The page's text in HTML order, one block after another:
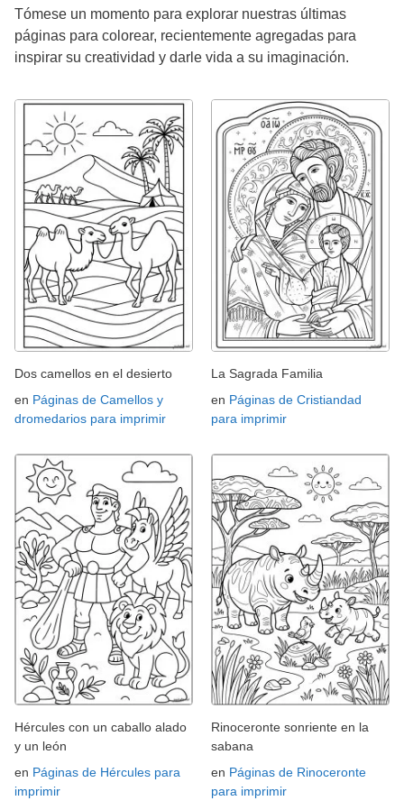
Tómese un momento para explorar nuestras últimas
páginas para colorear, recientemente agregadas para
inspirar su creatividad y darle vida a su imaginación.
Dos camellos en el desierto
en Páginas de Camellos y
dromedarios para imprimir
La Sagrada Familia
en Páginas de Cristiandad
para imprimir
Hércules con un caballo alado
y un león
en Páginas de Hércules para
imprimir
Rinoceronte sonriente en la
sabana
en Páginas de Rinoceronte
para imprimir